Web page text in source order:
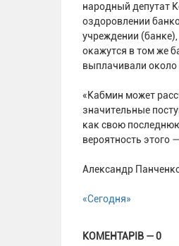
народный депутат
оздоровлении
учреждении
окажутся в том же
выплачивали около
«Кабмин может
значительные
как свою
вероятность этого
Александр
«Сегодня»
КОМЕНТАРІВ — 0